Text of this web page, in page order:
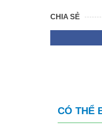
CHIA SẺ
CÓ THỂ